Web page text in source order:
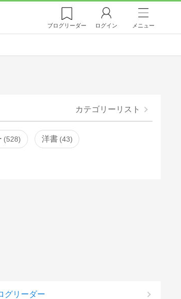
ブログリーダー ログイン メニュー
カテゴリーリスト
528 洋書 43
グリーダー